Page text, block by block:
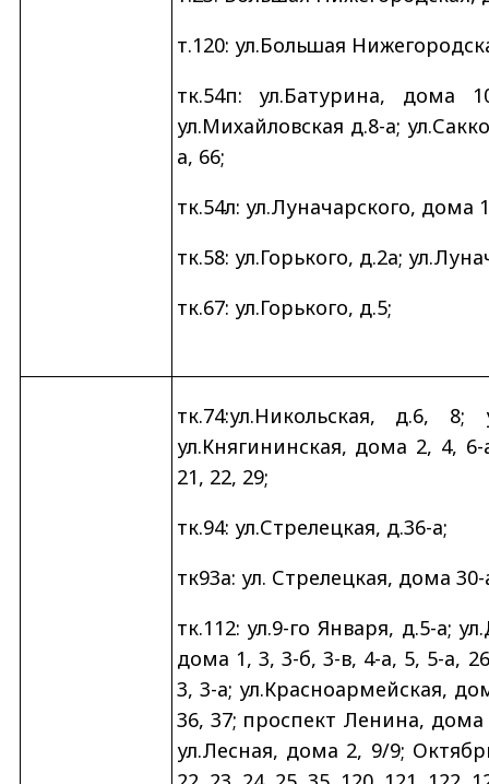
т.120: ул.Большая
тк.54п: ул.Батурина, дома
ул.Михайловская д.8-а;
а, 66;
тк.54л: ул.Луначарского, дома
тк.58: ул.Горького, д.2а;
тк.67: ул.Горького, д.5;
тк.74:ул.Никольская, д.6,
ул.Княгининская, дома 2, 4,
21, 22, 29;
тк.94: ул.Стрелецкая, д.36-а;
тк93а: ул. Стрелецкая, дома 30-
тк.112: ул.9-го Января, д.5-а;
дома 1, 3, 3-б, 3-в, 4-а, 5, 5-а,
3, 3-а; ул.Красноармейская,
36, 37; проспект Ленина, дома
ул.Лесная, дома 2, 9/9;